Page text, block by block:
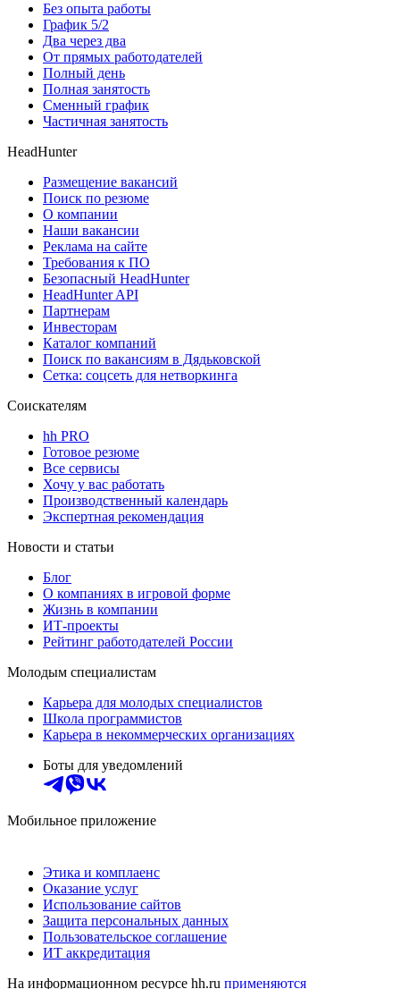
Без опыта работы
График 5/2
Два через два
От прямых работодателей
Полный день
Полная занятость
Сменный график
Частичная занятость
HeadHunter
Размещение вакансий
Поиск по резюме
О компании
Наши вакансии
Реклама на сайте
Требования к ПО
Безопасный HeadHunter
HeadHunter API
Партнерам
Инвесторам
Каталог компаний
Поиск по вакансиям в Дядьковской
Сетка: соцсеть для нетворкинга
Соискателям
hh PRO
Готовое резюме
Все сервисы
Хочу у вас работать
Производственный календарь
Экспертная рекомендация
Новости и статьи
Блог
О компаниях в игровой форме
Жизнь в компании
ИТ-проекты
Рейтинг работодателей России
Молодым специалистам
Карьера для молодых специалистов
Школа программистов
Карьера в некоммерческих организациях
Боты для уведомлений
Мобильное приложение
Этика и комплаенс
Оказание услуг
Использование сайтов
Защита персональных данных
Пользовательское соглашение
ИТ аккредитация
На информационном ресурсе hh.ru применяются